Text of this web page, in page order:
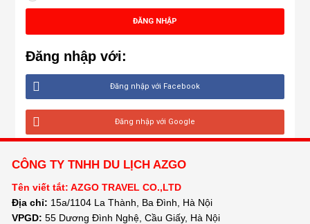
ĐĂNG NHẬP
Đăng nhập với:
Đăng nhập với Facebook
Đăng nhập với Google
CÔNG TY TNHH DU LỊCH AZGO
Tên viết tắt: AZGO TRAVEL CO.,LTD
Địa chỉ: 15a/1104 La Thành, Ba Đình, Hà Nội
VPGD: 55 Dương Đình Nghệ, Cầu Giấy, Hà Nội